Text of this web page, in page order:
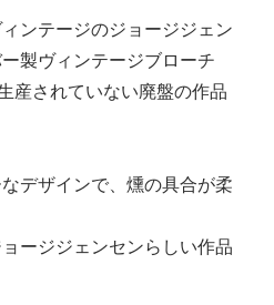
ンテージのジョージジェン
製ヴィンテージブローチ
産されていない廃盤の作品
デザインで、燻の具合が柔
ージジェンセンらしい作品